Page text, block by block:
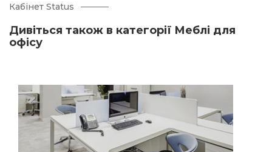
Кабінет Status
Дивіться також в категорії Меблі для
офісу